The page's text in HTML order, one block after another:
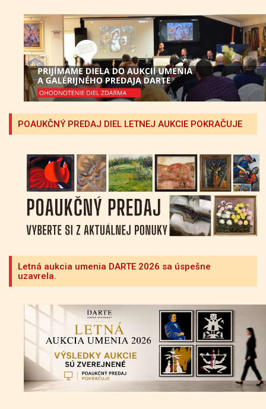
POAUKČNÝ PREDAJ DIEL LETNEJ AUKCIE POKRAČUJE
Letná aukcia umenia DARTE 2026 sa úspešne
uzavrela.